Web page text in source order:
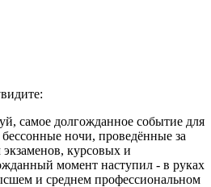
самое долгожданное событие для
ночи, проведённые за
курсовых и
момент наступил - в руках
и среднем профессиональном